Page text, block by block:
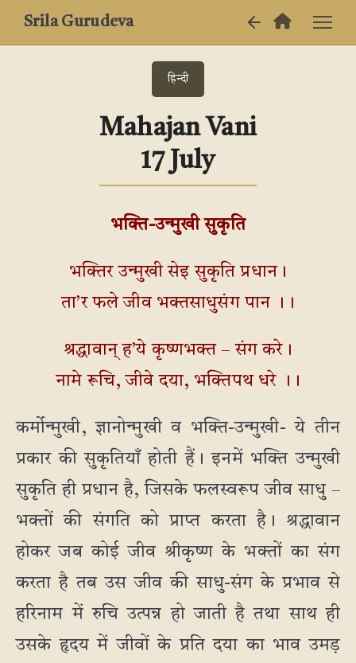
Srila Gurudeva
हिन्दी
Mahajan Vani
17 July
भक्ति-उन्मुखी सुकृति
भक्तिर उन्मुखी सेइ सुकृति प्रधान।
ता’र फले जीव भक्तसाधुसंग पान ।।
श्रद्धावान् ह’ये कृष्णभक्त – संग करे।
नामे रूचि, जीवे दया, भक्तिपथ धरे ।।
कर्मोन्मुखी, ज्ञानोन्मुखी व भक्ति-उन्मुखी- ये तीन
प्रकार की सुकृतियाँ होती हैं। इनमें भक्ति उन्मुखी
सुकृति ही प्रधान है, जिसके फलस्वरूप जीव साधु –
भक्तों की संगति को प्राप्त करता है। श्रद्धावान
होकर जब कोई जीव श्रीकृष्ण के भक्तों का संग
करता है तब उस जीव की साधु-संग के प्रभाव से
हरिनाम में रुचि उत्पन्न हो जाती है तथा साथ ही
उसके हृदय में जीवों के प्रति दया का भाव उमड़